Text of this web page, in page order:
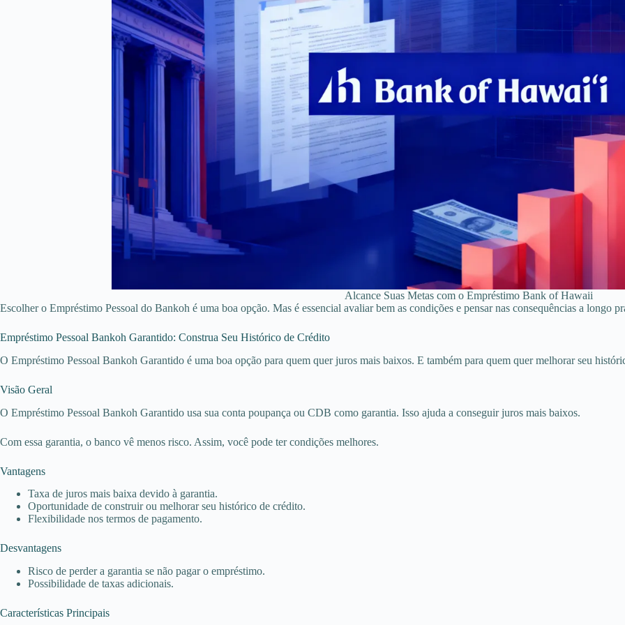
Alcance Suas Metas com o Empréstimo Bank of Hawaii
Escolher o Empréstimo Pessoal do Bankoh é uma boa opção. Mas é essencial avaliar bem as condições e pensar nas consequências a longo
Empréstimo Pessoal Bankoh Garantido: Construa Seu Histórico de Crédito
O Empréstimo Pessoal Bankoh Garantido é uma boa opção para quem quer juros mais baixos. E também para quem quer melhorar seu
Visão Geral
O Empréstimo Pessoal Bankoh Garantido usa sua conta poupança ou CDB como garantia. Isso ajuda a conseguir juros mais baixos.
Com essa garantia, o banco vê menos risco. Assim, você pode ter condições melhores.
Vantagens
Taxa de juros mais baixa devido à garantia.
Oportunidade de construir ou melhorar seu histórico de crédito.
Flexibilidade nos termos de pagamento.
Desvantagens
Risco de perder a garantia se não pagar o empréstimo.
Possibilidade de taxas adicionais.
Características Principais